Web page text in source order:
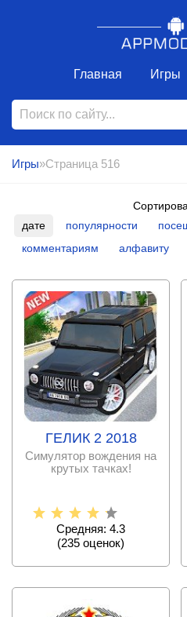
Главная Игры
Игры»Страница 516
дате
популярности
комментариям
алфавиту
ГЕЛИК 2 2018
Симулятор вождения на
крутых тачках!
Средняя: 4.3
(235 оценок)